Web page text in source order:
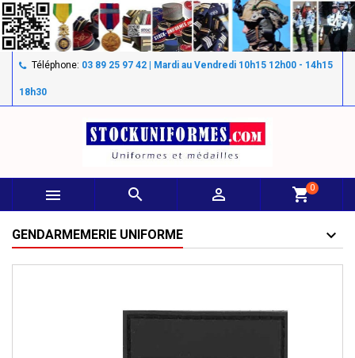
Téléphone: 03 89 25 97 42 | Mardi au Vendredi 10h15 12h00 - 14h15
18h30
   shopping_cart0
GENDARMEMERIE UNIFORME